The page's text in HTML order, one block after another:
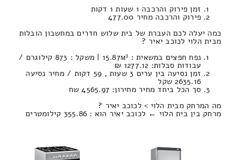
זמן פירוק והרכבה 1 שעות 1 דקות
פירוק והרכבה מחיר 477.00
כמה יעלה לכם העברת של בית שלוש חדרים במחשבון הובלות
מבית הלוי לכוכב יאיר ?
נפח חפצים במשאית : 15.87м³ | משקל : 873 קילוגרם /
עבודות סבלות: 1277.12 ₪
זמן נסיעה בין ערים 3 שעות , 59 דקות / מחיר נסיעה
2635.16 שקל
סך הכל ביחד מחיר מחירון: 4565.97 שח
מה המרחק מבית הלוי > לכוכב יאיר ?
מרחק בין בית הלוי ← לכוכב יאיר הוא : 355.86 קילומטרים